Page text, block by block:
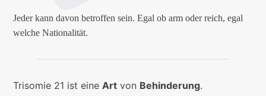
Jeder kann davon betroffen sein. Egal ob arm oder reich, egal
welche Nationalität.
Trisomie 21 ist eineArt von Behinderung.